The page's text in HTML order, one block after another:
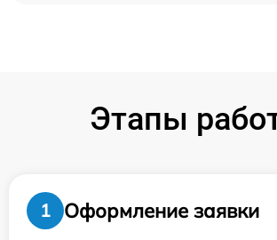
Этапы
1
Оформление заявки